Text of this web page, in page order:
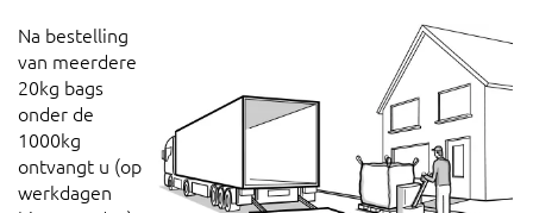
Na bestelling
van meerdere
20kg bags
onder de
1000kg
ontvangt u (op
werkdagen